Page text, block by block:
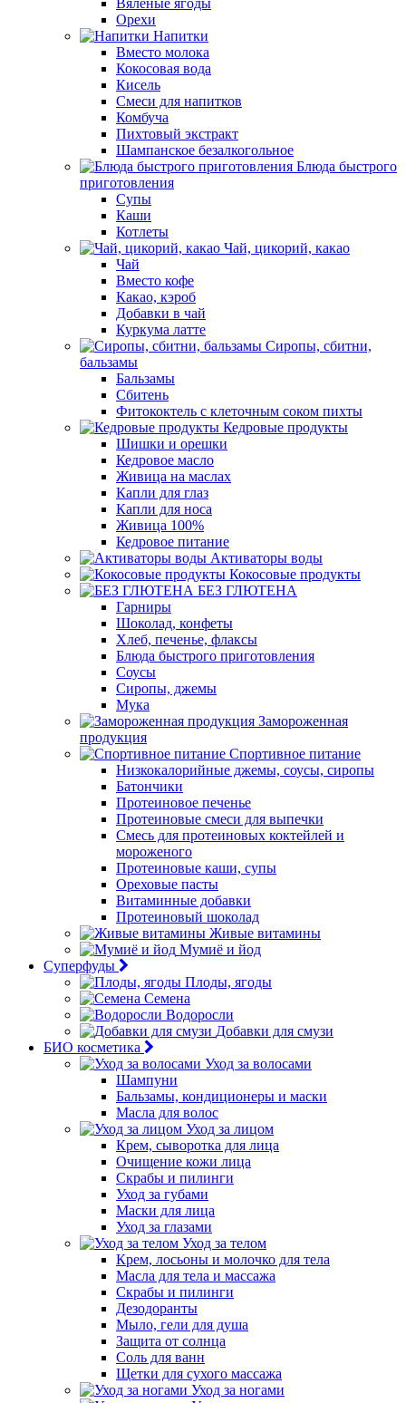
Вяленые ягоды
Орехи
Напитки
Вместо молока
Кокосовая вода
Кисель
Смеси для напитков
Комбуча
Пихтовый экстракт
Шампанское безалкогольное
Блюда быстрого
приготовления
Супы
Каши
Котлеты
Чай, цикорий, какао
Чай
Вместо кофе
Какао, кэроб
Добавки в чай
Куркума латте
Сиропы, сбитни,
бальзамы
Бальзамы
Сбитень
Фитококтель с клеточным соком пихты
Кедровые продукты
Шишки и орешки
Кедровое масло
Живица на маслах
Капли для глаз
Капли для носа
Живица 100%
Кедровое питание
Активаторы воды
Кокосовые продукты
БЕЗ ГЛЮТЕНА
Гарниры
Шоколад, конфеты
Хлеб, печенье, флаксы
Блюда быстрого приготовления
Соусы
Сиропы, джемы
Мука
Замороженная
продукция
Спортивное питание
Низкокалорийные джемы, соусы, сиропы
Батончики
Протеиновое печенье
Протеиновые смеси для выпечки
Смесь для протеиновых коктейлей и
мороженого
Протеиновые каши, супы
Ореховые пасты
Витаминные добавки
Протеиновый шоколад
Живые витамины
Мумиё и йод
Суперфуды
Плоды, ягоды
Семена
Водоросли
Добавки для смузи
БИО косметика
Уход за волосами
Шампуни
Бальзамы, кондиционеры и маски
Масла для волос
Уход за лицом
Крем, сыворотка для лица
Очищение кожи лица
Скрабы и пилинги
Уход за губами
Маски для лица
Уход за глазами
Уход за телом
Крем, лосьоны и молочко для тела
Масла для тела и массажа
Скрабы и пилинги
Дезодоранты
Мыло, гели для душа
Защита от солнца
Соль для ванн
Щетки для сухого массажа
Уход за ногами